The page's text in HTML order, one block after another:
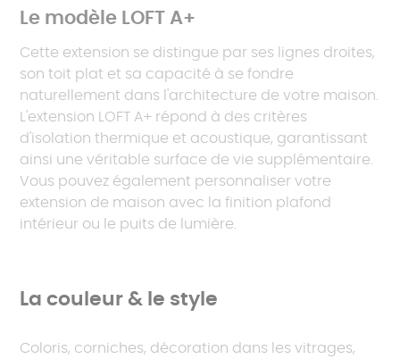
Le modèle LOFT A+
Cette extension se distingue par ses lignes droites,
son toit plat et sa capacité à se fondre
naturellement dans l'architecture de votre maison.
L'extension LOFT A+ répond à des critères
d'isolation thermique et acoustique, garantissant
ainsi une véritable surface de vie supplémentaire.
Vous pouvez également personnaliser votre
extension de maison avec la finition plafond
intérieur ou le puits de lumière.
La couleur & le style
Coloris, corniches, décoration dans les vitrages,